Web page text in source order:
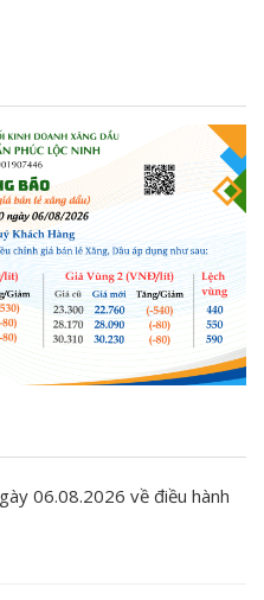
06.08.2026 về điều hành